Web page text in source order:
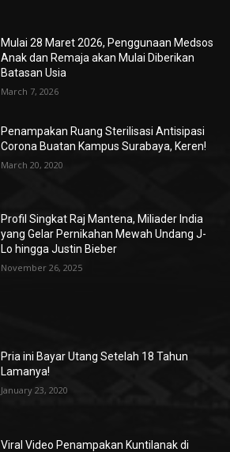
Mulai 28 Maret 2026, Penggunaan Medsos
Anak dan Remaja akan Mulai Diberikan
Batasan Usia
March 7, 2026
Penampakan Ruang Sterilisasi Antisipasi
Corona Buatan Kampus Surabaya, Keren!
March 20, 2020
Profil Singkat Raj Mantena, Miliader India
yang Gelar Pernikahan Mewah Undang J-
Lo hingga Justin Bieber
November 26, 2025
Pria ini Bayar Utang Setelah 18 Tahun
Lamanya!
January 23, 2020
Viral Video Penampakan Kuntilanak di